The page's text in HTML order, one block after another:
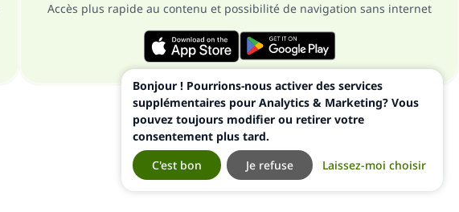
Accès plus rapide au contenu et possibilité de navigation sans internet
Bonjour ! Pourrions-nous activer des services
supplémentaires pour Analytics & Marketing? Vous
pouvez toujours modifier ou retirer votre
consentement plus tard.
Laissez-moi choisir
Je refuse
C'est bon